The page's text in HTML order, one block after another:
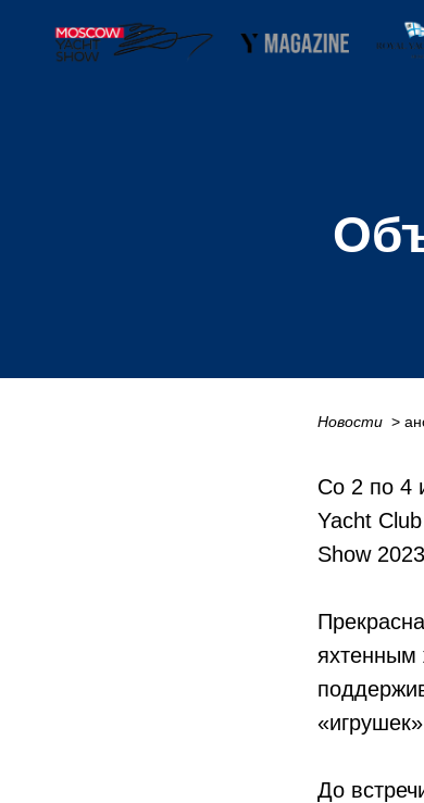
Новости >
Со 2 по 4
Yacht
Show
яхтенным
До